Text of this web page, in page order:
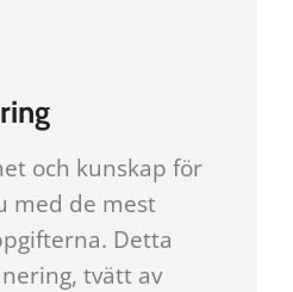
och kunskap för
med de mest
Detta
tvätt av